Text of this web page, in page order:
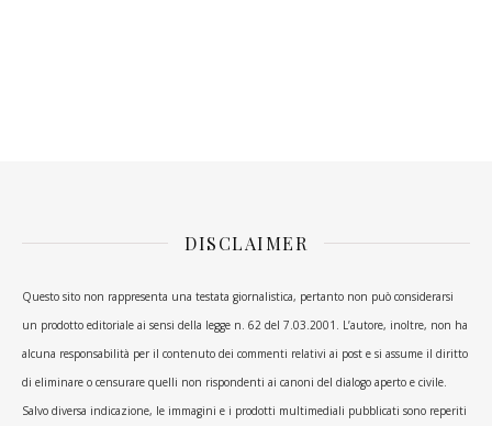
DISCLAIMER
Questo sito non rappresenta una testata giornalistica, pertanto non può considerarsi
un prodotto editoriale ai sensi della legge n. 62 del 7.03.2001. L’autore, inoltre, non ha
alcuna responsabilità per il contenuto dei commenti relativi ai post e si assume il diritto
di eliminare o censurare quelli non rispondenti ai canoni del dialogo aperto e civile.
Salvo diversa indicazione, le immagini e i prodotti multimediali pubblicati sono reperiti